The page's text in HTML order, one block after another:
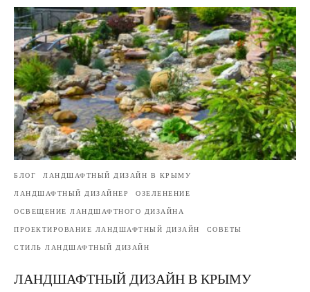
БЛОГ ЛАНДШАФТНЫЙ ДИЗАЙН В КРЫМУ
ЛАНДШАФТНЫЙ ДИЗАЙНЕР ОЗЕЛЕНЕНИЕ
ОСВЕЩЕНИЕ ЛАНДШАФТНОГО ДИЗАЙНА
ПРОЕКТИРОВАНИЕ ЛАНДШАФТНЫЙ ДИЗАЙН СОВЕТЫ
СТИЛЬ ЛАНДШАФТНЫЙ ДИЗАЙН
ЛАНДШАФТНЫЙ ДИЗАЙН В КРЫМУ